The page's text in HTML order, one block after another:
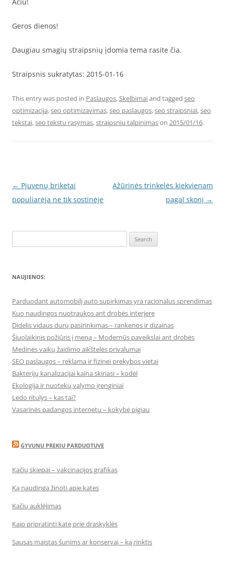
Geros dienos!
Daugiau smagių straipsnių įdomia tema rasite čia.
Straipsnis sukratytas: 2015-01-16
This entry was posted in Paslaugos,Skelbimaiand tagged seo
optimizacija,seo optimizavimas,seo paslaugos,seo straipsniai,seo
tekstai,seo tekstu rasymas,straipsniu talpinimason 2015/01/16.
Post
navigation
← Pjuvenų briketai
populiarėja ne tik sostinėje
Ažūrinės trinkelės kiekvienam
pagal skonį →
for:
NAUJIENOS:
Parduodant automobilį auto supirkimas yra racionalus sprendimas
Kuo naudingos nuotraukos ant drobės interjere
Didelis vidaus durų pasirinkimas – rankenos ir dizainas
Šiuolaikinis požiūris į meną – Modernūs paveikslai ant drobės
Medinės vaikų žaidimo aikštelės privalumai
SEO paslaugos – reklama ir fizinei prekybos vietai
Bakterijų kanalizacijai kaina skiriasi – kodėl
Ekologija ir nuotekų valymo įrenginiai
Ledo ritulys – kas tai?
Vasarinės padangos internetu – kokybė pigiau
GYVUNU PREKIU PARDUOTUVE
Kačių skiepai – vakcinacijos grafikas
Ką naudinga žinoti apie kates
Kačių auklėjimas
Kaip pripratinti katę prie draskyklės
Sausas maistas šunims ar konservai – ką rinktis